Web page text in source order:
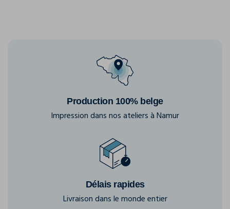
Production 100% belge
Impression dans nos ateliers à Namur
Délais rapides
Livraison dans le monde entier